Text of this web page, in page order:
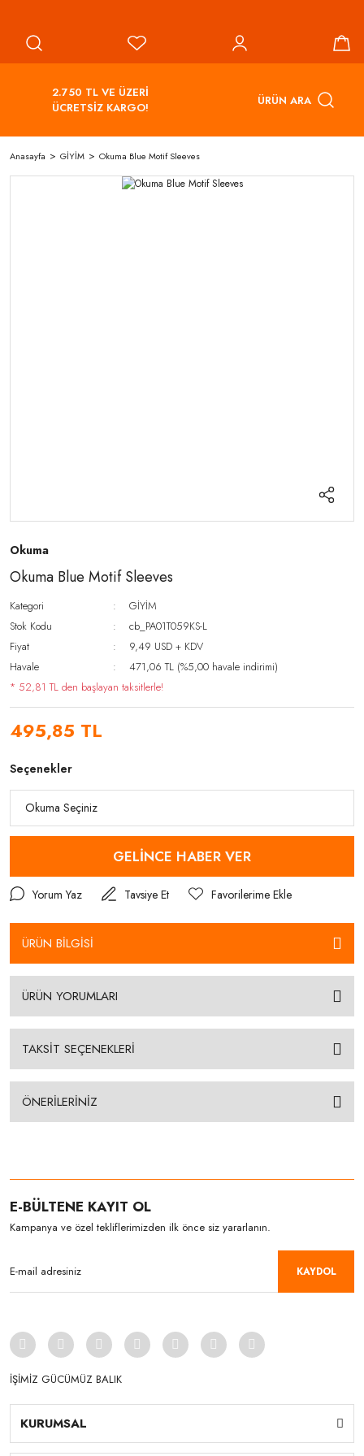
2.750 TL VE ÜZERİ
ÜCRETSİZ KARGO!
ÜRÜN ARA
Anasayfa GİYİM Okuma Blue Motif Sleeves
Okuma
Okuma Blue Motif Sleeves
Kategori
GİYİM
Stok Kodu
cb_PA01T059KS-L
Fiyat
9,49 USD + KDV
Havale
471,06 TL (%5,00 havale indirimi)
* 52,81 TL den başlayan taksitlerle!
495,85 TL
Seçenekler
GELİNCE HABER VER
Yorum Yaz Tavsiye Et
ÜRÜN BİLGİSİ
ÜRÜN YORUMLARI
TAKSİT SEÇENEKLERİ
ÖNERİLERİNİZ
E-BÜLTENE KAYIT OL
Kampanya ve özel tekliflerimizden ilk önce siz yararlanın.
KAYDOL
İŞİMİZ GÜCÜMÜZ BALIK
KURUMSAL